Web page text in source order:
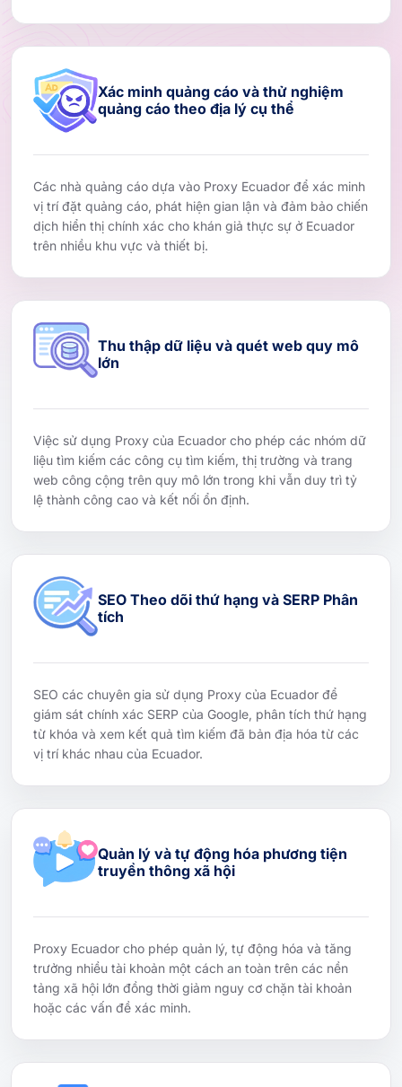
Xác minh quảng cáo và thử nghiệm
quảng cáo theo địa lý cụ thể
Các nhà quảng cáo dựa vào Proxy Ecuador để xác minh
vị trí đặt quảng cáo, phát hiện gian lận và đảm bảo chiến
dịch hiển thị chính xác cho khán giả thực sự ở Ecuador
trên nhiều khu vực và thiết bị.
Thu thập dữ liệu và quét web quy mô
lớn
Việc sử dụng Proxy của Ecuador cho phép các nhóm dữ
liệu tìm kiếm các công cụ tìm kiếm, thị trường và trang
web công cộng trên quy mô lớn trong khi vẫn duy trì tỷ
lệ thành công cao và kết nối ổn định.
SEO Theo dõi thứ hạng và SERP Phân
tích
SEO các chuyên gia sử dụng Proxy của Ecuador để
giám sát chính xác SERP của Google, phân tích thứ hạng
từ khóa và xem kết quả tìm kiếm đã bản địa hóa từ các
vị trí khác nhau của Ecuador.
Quản lý và tự động hóa phương tiện
truyền thông xã hội
Proxy Ecuador cho phép quản lý, tự động hóa và tăng
trưởng nhiều tài khoản một cách an toàn trên các nền
tảng xã hội lớn đồng thời giảm nguy cơ chặn tài khoản
hoặc các vấn đề xác minh.